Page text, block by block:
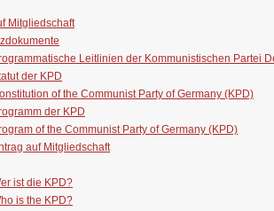
Mitgliedschaft
Leitlinien der Kommunistischen Partei
der KPD
of the Communist Party of Germany (KPD)
der KPD
of the Communist Party of Germany (KPD)
auf Mitgliedschaft
ist die KPD?
is the KPD?